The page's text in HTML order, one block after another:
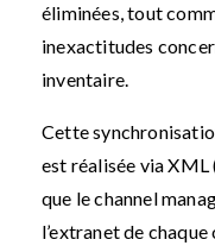
éliminées, tout
inexactitudes
inventaire.
Cette
est réalisée via
que le channel
l’extranet de